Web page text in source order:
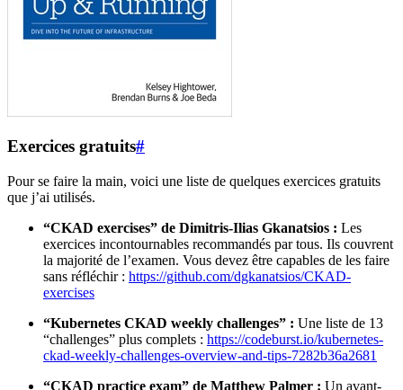
Exercices gratuits#
Pour se faire la main, voici une liste de quelques exercices gratuits
que j’ai utilisés.
“CKAD exercises” de Dimitris-Ilias Gkanatsios : Les
exercices incontournables recommandés par tous. Ils couvrent
la majorité de l’examen. Vous devez être capables de les faire
sans réfléchir : https://github.com/dgkanatsios/CKAD-
exercises
“Kubernetes CKAD weekly challenges” : Une liste de 13
“challenges” plus complets : https://codeburst.io/kubernetes-
ckad-weekly-challenges-overview-and-tips-7282b36a2681
“CKAD practice exam” de Matthew Palmer : Un avant-